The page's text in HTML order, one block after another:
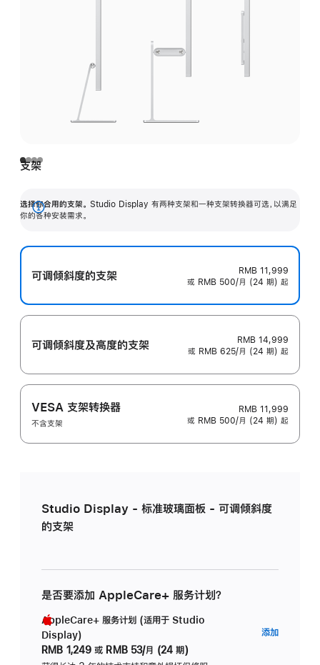
支架
选择你合用的支架。 Studio Display 有两种支架和一种支架转换器可选，以满足
你的各种安装需求。
展
可调倾斜度的支架
RMB 11,999
或 RMB 500/月 (24 期) 起
可调倾斜度及高‍度的支‍架
RMB 14,999
或 RMB 625/月 (24 期) 起
VESA 支架转换器
不含支架
RMB 11,999
或 RMB 500/月 (24 期) 起
Studio Display - 标准玻璃面板 - 可调倾斜度
的支架
是否要添加 AppleCare+ 服务计划？
AppleCare+ 服务计划 (适用于 Studio
Display)
RMB 1,249 或 RMB 53/月 (24 期)
添加